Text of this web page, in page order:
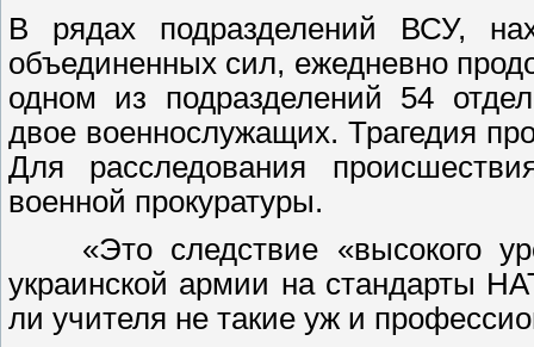
В рядах подразделений ВСУ,
объединенных сил, ежедневно
одном из подразделений 54
двое военнослужащих. Трагедия
Для расследования
военной прокуратуры.
«Это следствие «высокого
украинской армии на стандарты
ли учителя не такие уж и